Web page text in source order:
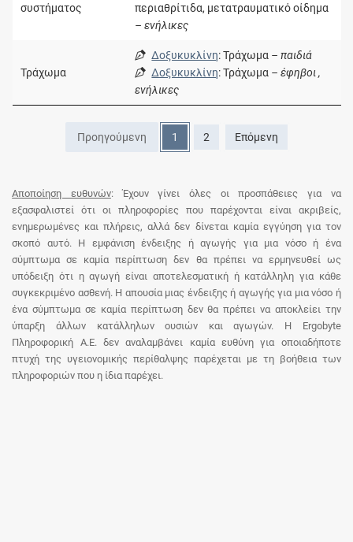
συστήματος
περιαθρίτιδα, μετατραυματικό οίδημα
– ενήλικες
Τράχωμα
Δοξυκυκλίνη: Τράχωμα – παιδιά
Δοξυκυκλίνη: Τράχωμα – έφηβοι ,
ενήλικες
Προηγούμενη 1 2 Επόμενη
Αποποίηση ευθυνών: Έχουν γίνει όλες οι προσπάθειες για να
εξασφαλιστεί ότι οι πληροφορίες που παρέχονται είναι ακριβείς,
ενημερωμένες και πλήρεις, αλλά δεν δίνεται καμία εγγύηση για τον
σκοπό αυτό. Η εμφάνιση ένδειξης ή αγωγής για μια νόσο ή ένα
σύμπτωμα σε καμία περίπτωση δεν θα πρέπει να ερμηνευθεί ως
υπόδειξη ότι η αγωγή είναι αποτελεσματική ή κατάλληλη για κάθε
συγκεκριμένο ασθενή. Η απουσία μιας ένδειξης ή αγωγής για μια νόσο ή
ένα σύμπτωμα σε καμία περίπτωση δεν θα πρέπει να αποκλείει την
ύπαρξη άλλων κατάλληλων ουσιών και αγωγών. Η Ergobyte
Πληροφορική Α.Ε. δεν αναλαμβάνει καμία ευθύνη για οποιαδήποτε
πτυχή της υγειονομικής περίθαλψης παρέχεται με τη βοήθεια των
πληροφοριών που η ίδια παρέχει.